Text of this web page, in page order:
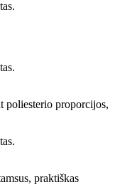
poliesterio proporcijos,
praktiškas